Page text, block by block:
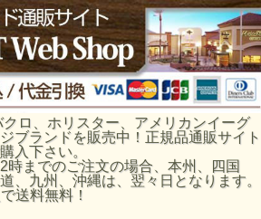
ロ、ホリスター、アメリカンイーグ
ブランドを販売中！正規品通販サイト
入下さい。
までのご注文の場合、本州、四国
、九州、沖縄は、翌々日となります。
送料無料！